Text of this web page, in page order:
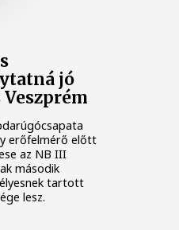
jó
Veszprém
erőfelmérő előtt
az NB III
második
tartott
lesz.